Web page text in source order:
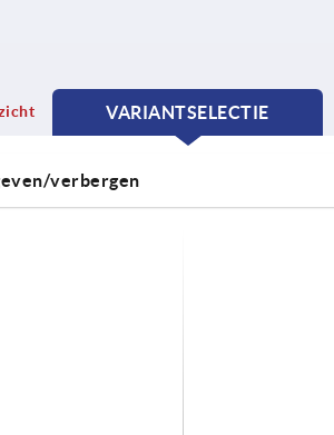
VARIANTSELECTIE
CURRENT
CURRENT
verbergen